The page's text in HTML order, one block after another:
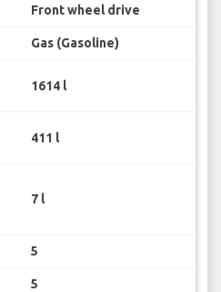
Front wheel drive
Gas (Gasoline)
1614 l
411 l
7 l
5
5